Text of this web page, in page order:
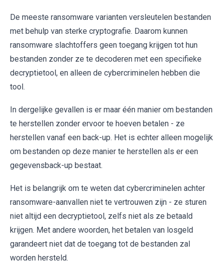
De meeste ransomware varianten versleutelen bestanden
met behulp van sterke cryptografie. Daarom kunnen
ransomware slachtoffers geen toegang krijgen tot hun
bestanden zonder ze te decoderen met een specifieke
decryptietool, en alleen de cybercriminelen hebben die
tool.
In dergelijke gevallen is er maar één manier om bestanden
te herstellen zonder ervoor te hoeven betalen - ze
herstellen vanaf een back-up. Het is echter alleen mogelijk
om bestanden op deze manier te herstellen als er een
gegevensback-up bestaat.
Het is belangrijk om te weten dat cybercriminelen achter
ransomware-aanvallen niet te vertrouwen zijn - ze sturen
niet altijd een decryptietool, zelfs niet als ze betaald
krijgen. Met andere woorden, het betalen van losgeld
garandeert niet dat de toegang tot de bestanden zal
worden hersteld.